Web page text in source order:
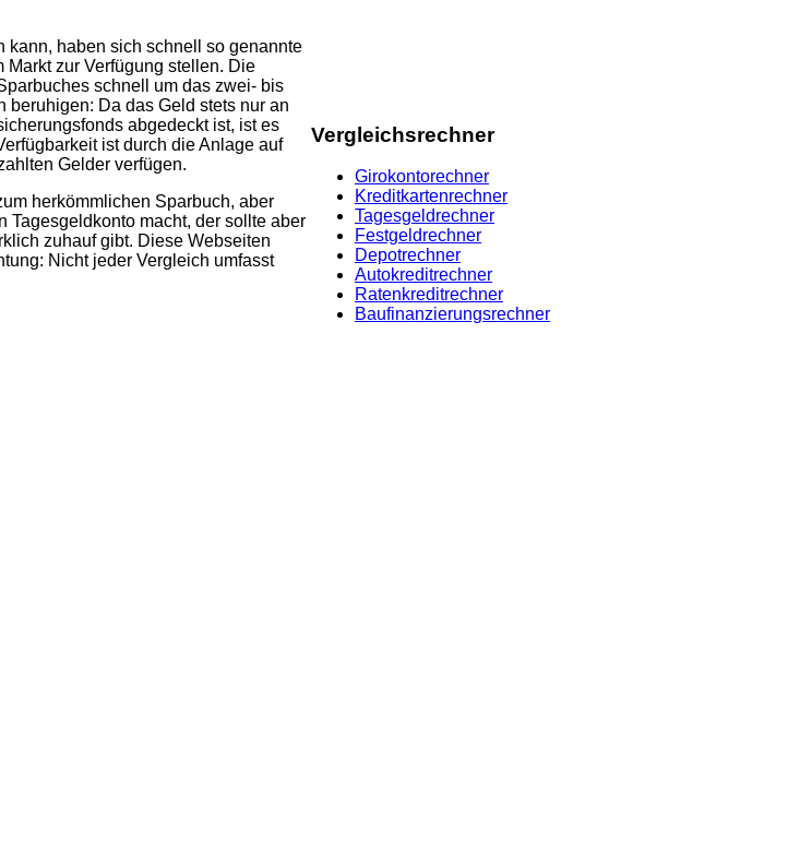
kann, haben sich schnell so genannte
zur Verfügung stellen. Die
schnell um das zwei- bis
beruhigen: Da das Geld stets nur an
abgedeckt ist, ist es
ist durch die Anlage auf
Gelder verfügen.
herkömmlichen Sparbuch, aber
Tagesgeldkonto macht, der sollte aber
zuhauf gibt. Diese Webseiten
Nicht jeder Vergleich umfasst
Vergleichsrechner
Girokontorechner
Kreditkartenrechner
Tagesgeldrechner
Festgeldrechner
Depotrechner
Autokreditrechner
Ratenkreditrechner
Baufinanzierungsrechner